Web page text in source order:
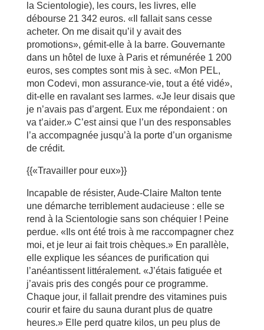
la Scientologie), les cours, les livres, elle
débourse 21 342 euros. «Il fallait sans cesse
acheter. On me disait qu’il y avait des
promotions», gémit-elle à la barre. Gouvernante
dans un hôtel de luxe à Paris et rémunérée 1 200
euros, ses comptes sont mis à sec. «Mon PEL,
mon Codevi, mon assurance-vie, tout a été vidé»,
dit-elle en ravalant ses larmes. «Je leur disais que
je n’avais pas d’argent. Eux me répondaient : on
va t’aider.» C’est ainsi que l’un des responsables
l’a accompagnée jusqu’à la porte d’un organisme
de crédit.
{{«Travailler pour eux»}}
Incapable de résister, Aude-Claire Malton tente
une démarche terriblement audacieuse : elle se
rend à la Scientologie sans son chéquier ! Peine
perdue. «Ils ont été trois à me raccompagner chez
moi, et je leur ai fait trois chèques.» En parallèle,
elle explique les séances de purification qui
l’anéantissent littéralement. «J’étais fatiguée et
j’avais pris des congés pour ce programme.
Chaque jour, il fallait prendre des vitamines puis
courir et faire du sauna durant plus de quatre
heures.» Elle perd quatre kilos, un peu plus de